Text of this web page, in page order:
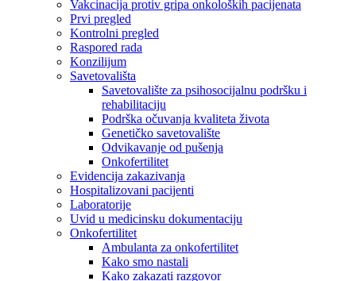
Vakcinacija protiv gripa onkoloških pacijenata
Prvi pregled
Kontrolni pregled
Raspored rada
Konzilijum
Savetovališta
Savetovalište za psihosocijalnu podršku i
rehabilitaciju
Podrška očuvanja kvaliteta života
Genetičko savetovalište
Odvikavanje od pušenja
Onkofertilitet
Evidencija zakazivanja
Hospitalizovani pacijenti
Laboratorije
Uvid u medicinsku dokumentaciju
Onkofertilitet
Ambulanta za onkofertilitet
Kako smo nastali
Kako zakazati razgovor